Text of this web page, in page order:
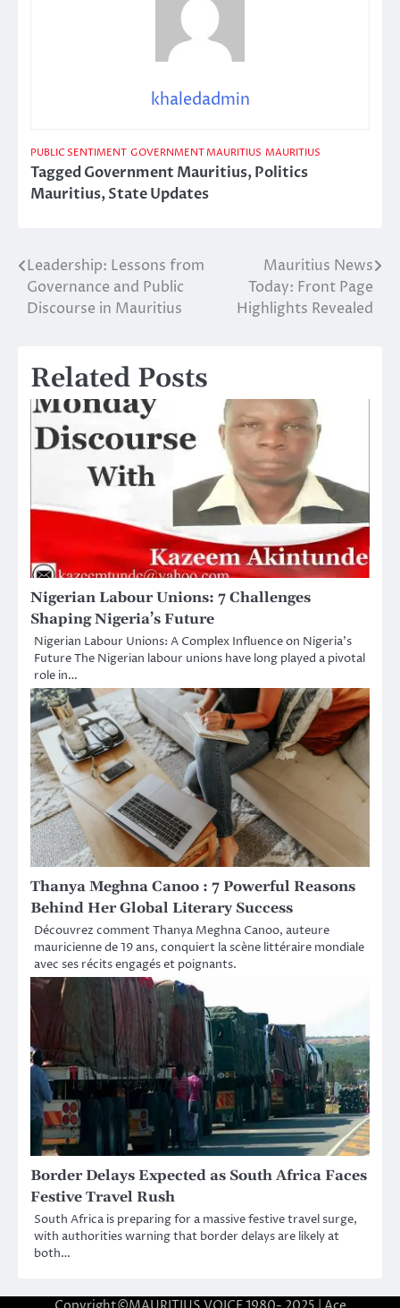
khaledadmin
PUBLIC SENTIMENT GOVERNMENT MAURITIUS MAURITIUS
TaggedGovernment Mauritius,Politics
Mauritius,State Updates
Post
navigation
Leadership: Lessons from
Governance and Public
Discourse in Mauritius
Mauritius News
Today: Front Page
Highlights Revealed
Related Posts
Nigerian Labour Unions: 7 Challenges
Shaping Nigeria’s Future
Nigerian Labour Unions: A Complex Influence on Nigeria’s
Future The Nigerian labour unions have long played a pivotal
role in…
Thanya Meghna Canoo : 7 Powerful Reasons
Behind Her Global Literary Success
Découvrez comment Thanya Meghna Canoo, auteure
mauricienne de 19 ans, conquiert la scène littéraire mondiale
avec ses récits engagés et poignants.
Border Delays Expected as South Africa Faces
Festive Travel Rush
South Africa is preparing for a massive festive travel surge,
with authorities warning that border delays are likely at
both…